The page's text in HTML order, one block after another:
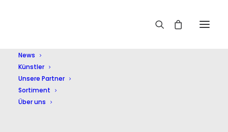
News
Künstler
Unsere Partner
Sortiment
Über uns
Kammermusik (instrumental) Americas